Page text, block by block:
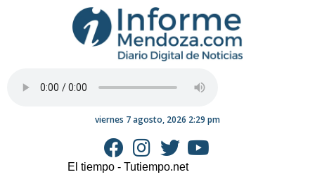
viernes 7 agosto, 2026 2:29 pm
El tiempo - Tutiempo.net